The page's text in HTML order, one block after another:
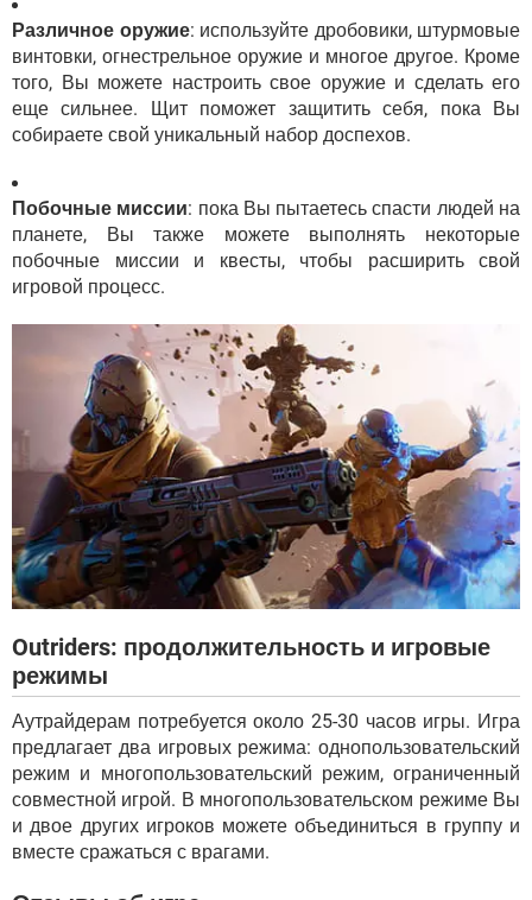
Различное оружие: используйте дробовики, штурмовые
винтовки, огнестрельное оружие и многое другое. Кроме
того, Вы можете настроить свое оружие и сделать его
еще сильнее. Щит поможет защитить себя, пока Вы
собираете свой уникальный набор доспехов.
Побочные миссии: пока Вы пытаетесь спасти людей на
планете, Вы также можете выполнять некоторые
побочные миссии и квесты, чтобы расширить свой
игровой процесс.
Outriders: продолжительность и игровые
режимы
Аутрайдерам потребуется около 25-30 часов игры. Игра
предлагает два игровых режима: однопользовательский
режим и многопользовательский режим, ограниченный
совместной игрой. В многопользовательском режиме Вы
и двое других игроков можете объединиться в группу и
вместе сражаться с врагами.